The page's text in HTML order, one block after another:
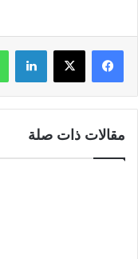
لينكدإن
مقالات ذات صلة